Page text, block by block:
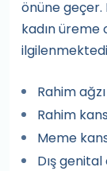
önüne geçer.
kadın üreme
Rahim
Rahim
Meme
Dış